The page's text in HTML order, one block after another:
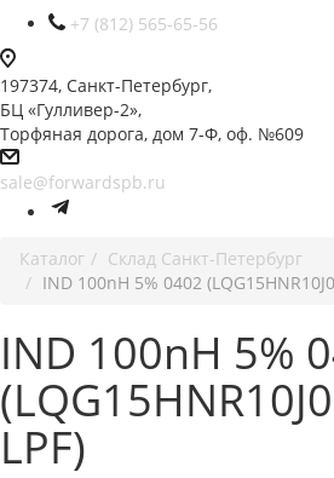
+7 (812) 565-65-56
197374, Санкт-Петербург,
БЦ «Гулливер-2»,
Торфяная дорога, дом 7-Ф, оф. №609
sale@forwardspb.ru
Каталог
Cклад Санкт-Петербург
IND 100nH 5% 0402
IND 100nH 5%
LPF)